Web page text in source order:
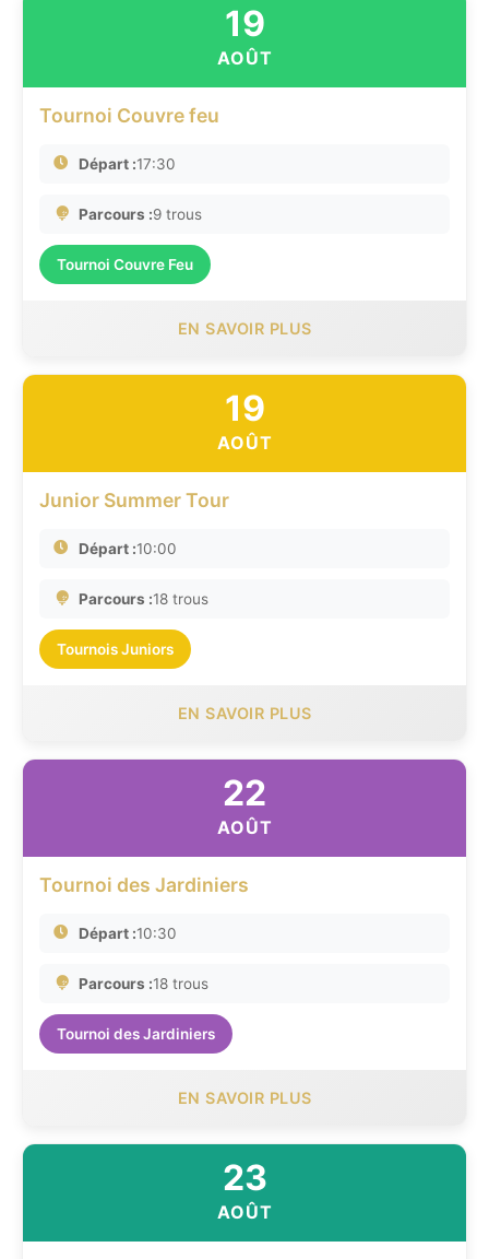
19
AOÛT
Tournoi Couvre feu
Départ :17:30
Parcours :9 trous
Tournoi Couvre Feu
EN SAVOIR PLUS
19
AOÛT
Junior Summer Tour
Départ :10:00
Parcours :18 trous
Tournois Juniors
EN SAVOIR PLUS
22
AOÛT
Tournoi des Jardiniers
Départ :10:30
Parcours :18 trous
Tournoi des Jardiniers
EN SAVOIR PLUS
23
AOÛT